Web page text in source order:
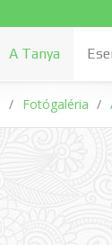
A Tanya
Fotógaléria